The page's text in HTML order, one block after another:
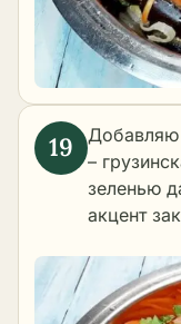
Добавляю
–
зеленью
акцент